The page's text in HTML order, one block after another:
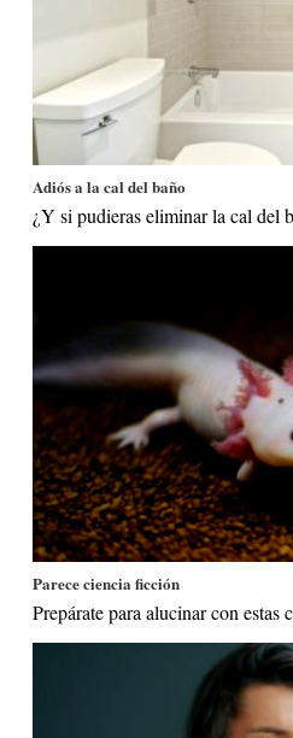
Adiós a la cal del baño
¿Y si pudieras eliminar la cal del
Parece ciencia ficción
Prepárate para alucinar con estas